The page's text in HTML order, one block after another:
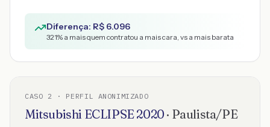
Diferença: R$ 6.096
321% a mais quem contratou a mais cara, vs a mais barata
CASO 2 · PERFIL ANONIMIZADO
Mitsubishi ECLIPSE2020· Paulista/PE